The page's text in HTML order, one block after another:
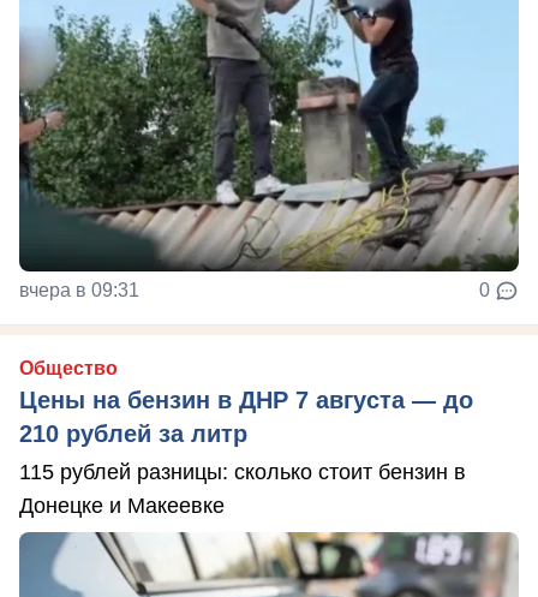
вчера в 09:31 0
Общество
Цены на бензин в ДНР 7 августа — до
210 рублей за литр
115 рублей разницы: сколько стоит бензин в
Донецке и Макеевке